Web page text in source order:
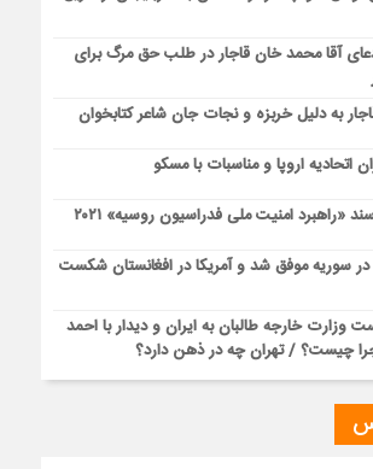
آقا محمد خان قاجار در طلب حق مرگ برای
به دلیل خربزه و نجات جان شاعر کتابخوان
اتحادیه اروپا و مناسبات با مسکو
«راهبرد امنیت ملی فدراسیون روسیه» ۲۰۲۱
سوریه موفق شد و آمریکا در افغانستان شکست
وزارت خارجه طالبان به ایران و دیدار با احمد
چیست؟ / تهران چه در ذهن دارد؟